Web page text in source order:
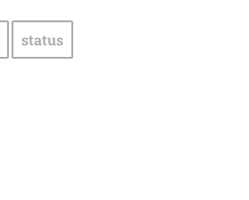
status